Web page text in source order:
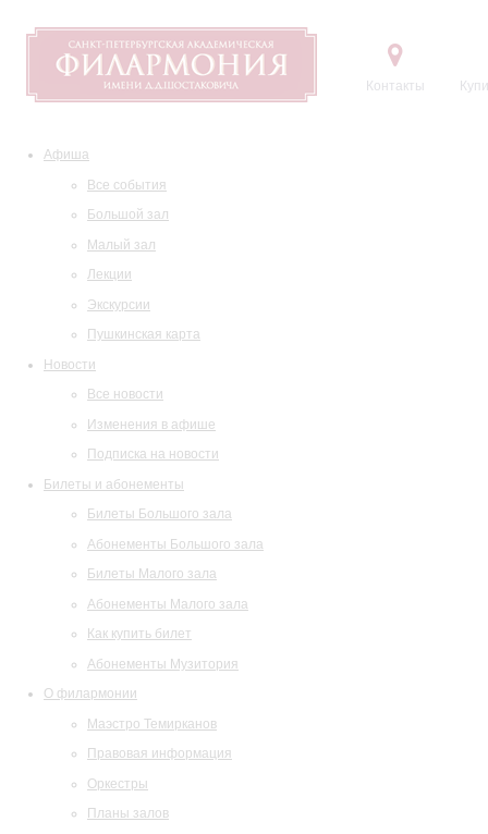
Контакты
Афиша
Все события
Большой зал
Малый зал
Лекции
Экскурсии
Пушкинская карта
Новости
Все новости
Изменения в афише
Подписка на новости
Билеты и абонементы
Билеты Большого зала
Абонементы Большого зала
Билеты Малого зала
Абонементы Малого зала
Как купить билет
Абонементы Музитория
О филармонии
Маэстро Темирканов
Правовая информация
Оркестры
Планы залов